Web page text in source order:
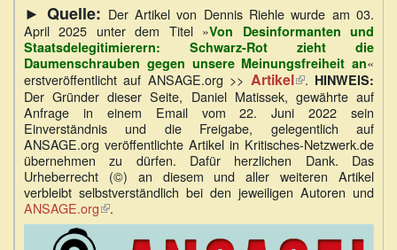
► Quelle: Der Artikel von Dennis Riehle wurde am 03.
April 2025 unter dem Titel »Von Desinformanten und
Staatsdelegitimierern: Schwarz-Rot zieht die
Daumenschrauben gegen unsere Meinungsfreiheit an«
erstveröffentlicht auf ANSAGE.org >> Artikel(Link
ist
extern)
. HINWEIS:
Der Gründer dieser Seite, Daniel Matissek, gewährte auf
Anfrage in einem Email vom 22. Juni 2022 sein
Einverständnis und die Freigabe, gelegentlich auf
ANSAGE.org veröffentlichte Artikel in Kritisches-Netzwerk.de
übernehmen zu dürfen. Dafür herzlichen Dank. Das
Urheberrecht (©) an diesem und aller weiteren Artikel
verbleibt selbstverständlich bei den jeweiligen Autoren und
ANSAGE.org(Link
ist
extern)
.